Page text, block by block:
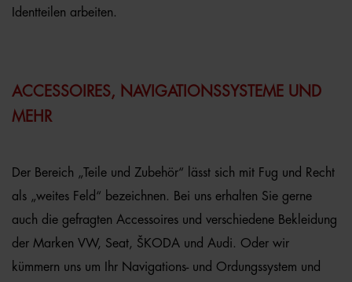
Identteilen arbeiten.
ACCESSOIRES, NAVIGATIONSSYSTEME UND
MEHR
Der Bereich „Teile und Zubehör“ lässt sich mit Fug und Recht
als „weites Feld“ bezeichnen. Bei uns erhalten Sie gerne
auch die gefragten Accessoires und verschiedene Bekleidung
der Marken VW, Seat, ŠKODA und Audi. Oder wir
kümmern uns um Ihr Navigations- und Ordungssystem und